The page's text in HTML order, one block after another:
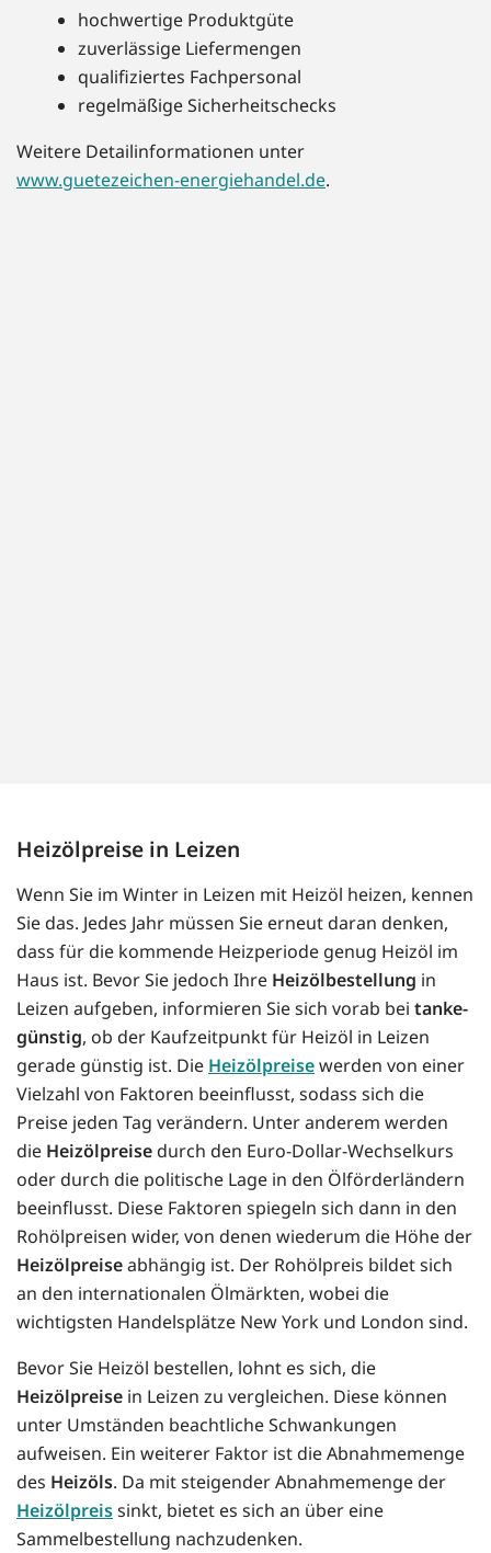
hochwertige Produktgüte
zuverlässige Liefermengen
qualifiziertes Fachpersonal
regelmäßige Sicherheitschecks
Weitere Detailinformationen unter
www.guetezeichen-energiehandel.de.
Heizölpreise in Leizen
Wenn Sie im Winter in Leizen mit Heizöl heizen, kennen
Sie das. Jedes Jahr müssen Sie erneut daran denken,
dass für die kommende Heizperiode genug Heizöl im
Haus ist. Bevor Sie jedoch Ihre Heizölbestellung in
Leizen aufgeben, informieren Sie sich vorab bei tanke-
günstig, ob der Kaufzeitpunkt für Heizöl in Leizen
gerade günstig ist. Die Heizölpreisewerden von einer
Vielzahl von Faktoren beeinflusst, sodass sich die
Preise jeden Tag verändern. Unter anderem werden
die Heizölpreise durch den Euro-Dollar-Wechselkurs
oder durch die politische Lage in den Ölförderländern
beeinflusst. Diese Faktoren spiegeln sich dann in den
Rohölpreisen wider, von denen wiederum die Höhe der
Heizölpreiseabhängig ist. Der Rohölpreis bildet sich
an den internationalen Ölmärkten, wobei die
wichtigsten Handelsplätze New York und London sind.
Bevor Sie Heizöl bestellen, lohnt es sich, die
Heizölpreise in Leizen zu vergleichen. Diese können
unter Umständen beachtliche Schwankungen
aufweisen. Ein weiterer Faktor ist die Abnahmemenge
des Heizöls. Da mit steigender Abnahmemenge der
Heizölpreissinkt, bietet es sich an über eine
Sammelbestellung nachzudenken.